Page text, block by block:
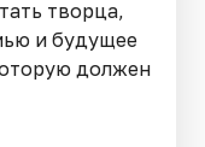
творца,
и будущее
должен